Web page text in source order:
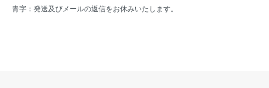
青字：発送及びメールの返信をお休みいたします。